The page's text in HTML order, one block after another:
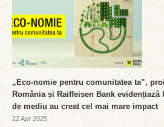
„Eco-nomie pentru comunitatea ta”,
România și Raiffeisen Bank
de mediu au creat cel mai mare impact
22 Apr 2025